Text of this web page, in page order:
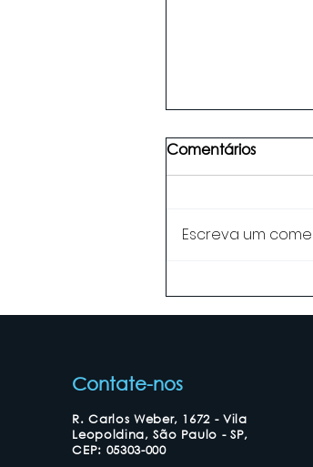
Comentários
Escreva um
Contate-nos
R. Carlos Weber, 1672 - Vila
Leopoldina, São Paulo - SP,
CEP: 05303-000